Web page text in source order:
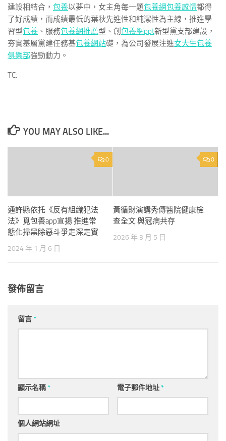
建設相結合， 包養以夢中，女主角每一題包養網包養感情都得
了好成績，而成績最低的葉秋先進性和純潔性為主線，推進學
習型包養 、服務包養網推薦型、創 包養網ppt新型黨支部建設，
夯實基層黨建任務基包養網站礎，為公司發展注進女大生包養
俱樂部強勁動力。
TC:
YOU MAY ALSO LIKE...
0
通許縣依托《反有組織犯法
法》覓包養app宣揚 推進常
態化掃黑除惡斗爭走深走實
2024 年 1 月 6 日
0
黃循財演講秀傳醫院健康檢
查全文 與冠病共存
2026 年 3 月 5 日
發佈留言
留言*
顯示名稱* 電子郵件地址*
個人網站網址